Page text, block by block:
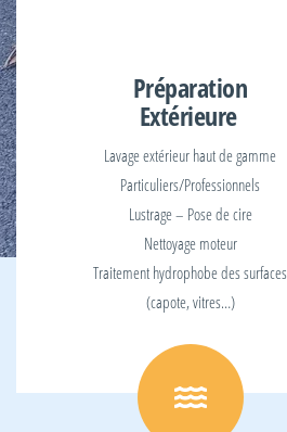
Préparation
Extérieure
Lavage extérieur haut de gamme
Particuliers/Professionnels
Lustrage – Pose de cire
Nettoyage moteur
Traitement hydrophobe des surfaces
(capote, vitres…)